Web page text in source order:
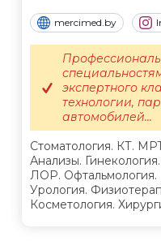
mercimed.by
Стоматология. КТ.
Анализы.
ЛОР. Офтальмология.
Урология.
Косметология.
экспертного
технологии,
автомобилей...